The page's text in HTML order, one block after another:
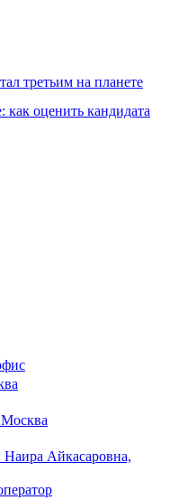
третьим на планете
оценить кандидата
Айкасаровна,